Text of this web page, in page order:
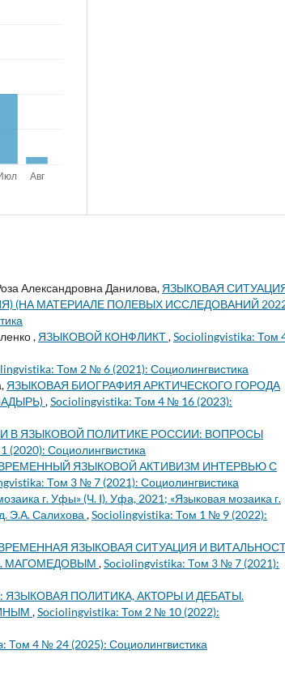
Александровна Данилова, ЯЗЫКОВАЯ
(НА МАТЕРИАЛЕ ПОЛЕВЫХ ИССЛЕДОВАНИЙ
, ЯЗЫКОВОЙ КОНФЛИКТ,Sociolingvistika: Том
Том 2 № 6 (2021): Социолингвистика
ЯЗЫКОВАЯ БИОГРАФИЯ АРКТИЧЕСКОГО ГОРОДА
,Sociolingvistika: Том 4 № 16 (2023):
В ЯЗЫКОВОЙ ПОЛИТИКЕ РОССИИ: ВОПРОСЫ
Социолингвистика
ЯЗЫКОВОЙ АКТИВИЗМ ИНТЕРВЬЮ С
Том 3 № 7 (2021): Социолингвистика
г. Уфы» (Ч. I). Уфа, 2021; «Языковая мозаика г.
Э.А. Салихова ,Sociolingvistika: Том 1 № 9 (2022):
ЯЗЫКОВАЯ СИТУАЦИЯ И
МАГОМЕДОВЫМ ,Sociolingvistika: Том 3 № 7 (2021):
ЯЗЫКОВАЯ ПОЛИТИКА, АКТОРЫ И ДЕБАТЫ.
,Sociolingvistika: Том 2 № 10 (2022):
Том 4 № 24 (2025): Социолингвистика